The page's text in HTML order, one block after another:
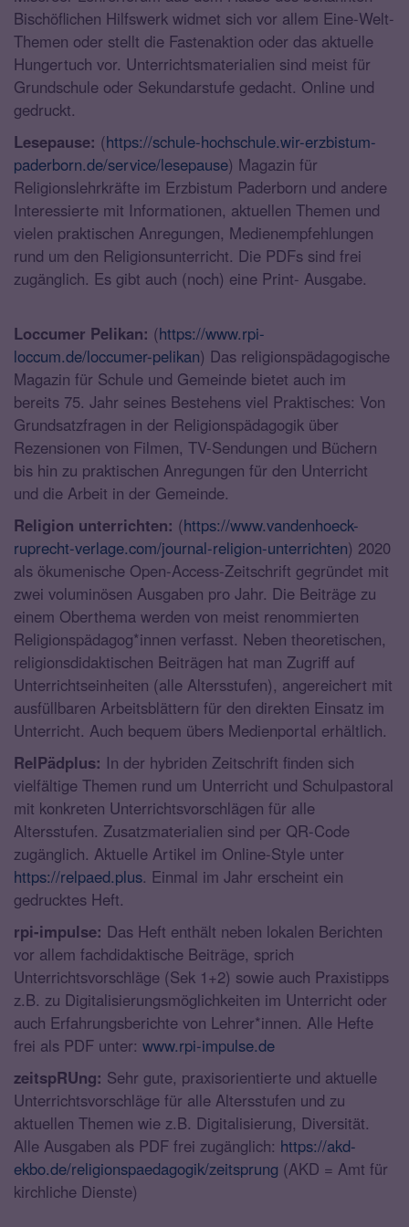
Bischöflichen Hilfswerk widmet sich vor allem Eine-Welt-
Themen oder stellt die Fastenaktion oder das aktuelle
Hungertuch vor. Unterrichtsmaterialien sind meist für
Grundschule oder Sekundarstufe gedacht. Online und
gedruckt.
Lesepause: (https://schule-hochschule.wir-erzbistum-
paderborn.de/service/lesepause) Magazin für
Religionslehrkräfte im Erzbistum Paderborn und andere
Interessierte mit Informationen, aktuellen Themen und
vielen praktischen Anregungen, Medienempfehlungen
rund um den Religionsunterricht. Die PDFs sind frei
zugänglich. Es gibt auch (noch) eine Print- Ausgabe.
Loccumer Pelikan: (https://www.rpi-
loccum.de/loccumer-pelikan) Das religionspädagogische
Magazin für Schule und Gemeinde bietet auch im
bereits 75. Jahr seines Bestehens viel Praktisches: Von
Grundsatzfragen in der Religionspädagogik über
Rezensionen von Filmen, TV-Sendungen und Büchern
bis hin zu praktischen Anregungen für den Unterricht
und die Arbeit in der Gemeinde.
Religion unterrichten: (https://www.vandenhoeck-
ruprecht-verlage.com/journal-religion-unterrichten) 2020
als ökumenische Open-Access-Zeitschrift gegründet mit
zwei voluminösen Ausgaben pro Jahr. Die Beiträge zu
einem Oberthema werden von meist renommierten
Religionspädagog*innen verfasst. Neben theoretischen,
religionsdidaktischen Beiträgen hat man Zugriff auf
Unterrichtseinheiten (alle Altersstufen), angereichert mit
ausfüllbaren Arbeitsblättern für den direkten Einsatz im
Unterricht. Auch bequem übers Medienportal erhältlich.
RelPädplus: In der hybriden Zeitschrift finden sich
vielfältige Themen rund um Unterricht und Schulpastoral
mit konkreten Unterrichtsvorschlägen für alle
Altersstufen. Zusatzmaterialien sind per QR-Code
zugänglich. Aktuelle Artikel im Online-Style unter
https://relpaed.plus. Einmal im Jahr erscheint ein
gedrucktes Heft.
rpi-impulse: Das Heft enthält neben lokalen Berichten
vor allem fachdidaktische Beiträge, sprich
Unterrichtsvorschläge (Sek 1+2) sowie auch Praxistipps
z.B. zu Digitalisierungsmöglichkeiten im Unterricht oder
auch Erfahrungsberichte von Lehrer*innen. Alle Hefte
frei als PDF unter: www.rpi-impulse.de
zeitspRUng: Sehr gute, praxisorientierte und aktuelle
Unterrichtsvorschläge für alle Altersstufen und zu
aktuellen Themen wie z.B. Digitalisierung, Diversität.
Alle Ausgaben als PDF frei zugänglich: https://akd-
ekbo.de/religionspaedagogik/zeitsprung (AKD = Amt für
kirchliche Dienste)